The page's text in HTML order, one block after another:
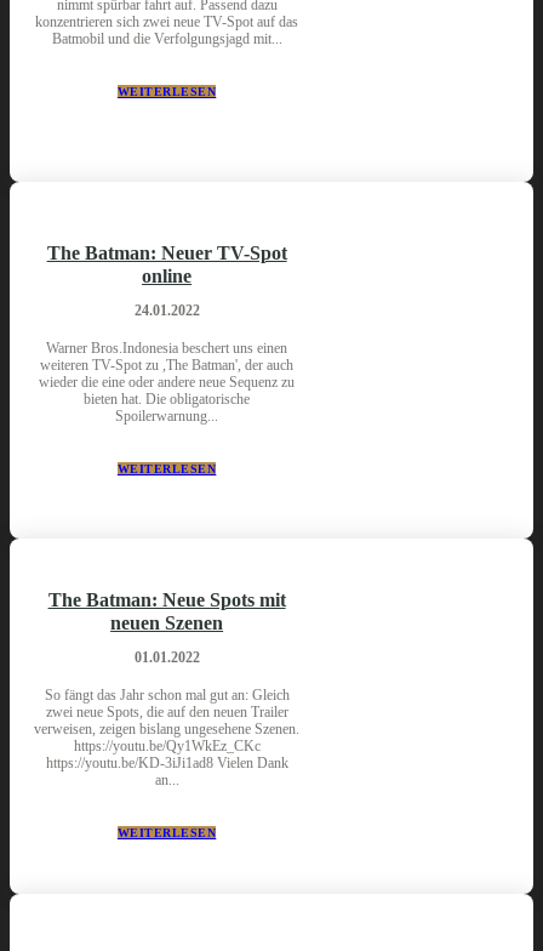
nimmt spürbar fahrt auf. Passend dazu
konzentrieren sich zwei neue TV-Spot auf das
Batmobil und die Verfolgungsjagd mit...
WEITERLESEN
The Batman: Neuer TV-Spot
online
24.01.2022
Warner Bros.Indonesia beschert uns einen
weiteren TV-Spot zu ,The Batman', der auch
wieder die eine oder andere neue Sequenz zu
bieten hat. Die obligatorische
Spoilerwarnung...
WEITERLESEN
The Batman: Neue Spots mit
neuen Szenen
01.01.2022
So fängt das Jahr schon mal gut an: Gleich
zwei neue Spots, die auf den neuen Trailer
verweisen, zeigen bislang ungesehene Szenen.
https://youtu.be/Qy1WkEz_CKc
https://youtu.be/KD-3iJi1ad8 Vielen Dank
an...
WEITERLESEN